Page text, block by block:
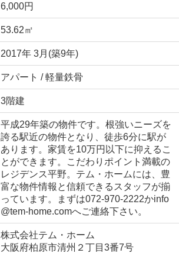
6,000円
53.62㎡
2017年 3月(築9年)
アパート / 軽量鉄骨
3階建
平成29年築の物件です。根強いニーズを
誇る駅近の物件となり、徒歩6分に駅が
あります。家賃を10万円以下に抑えるこ
とができます。こだわりポイント満載の
レジデンス平野。テム・ホームには、豊
富な物件情報と信頼できるスタッフが揃
っています。まずは072-970-2222かinfo
@tem-home.comへご連絡下さい。
株式会社テム・ホーム
大阪府柏原市清州２丁目3番7号